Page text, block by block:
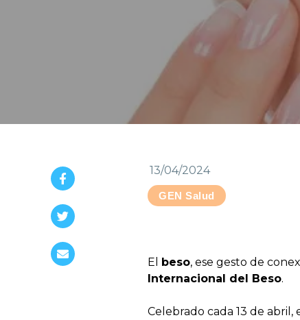
13/04/2024
GEN Salud
El beso, ese gesto de
Internacional del Beso.
Celebrado cada 13 de